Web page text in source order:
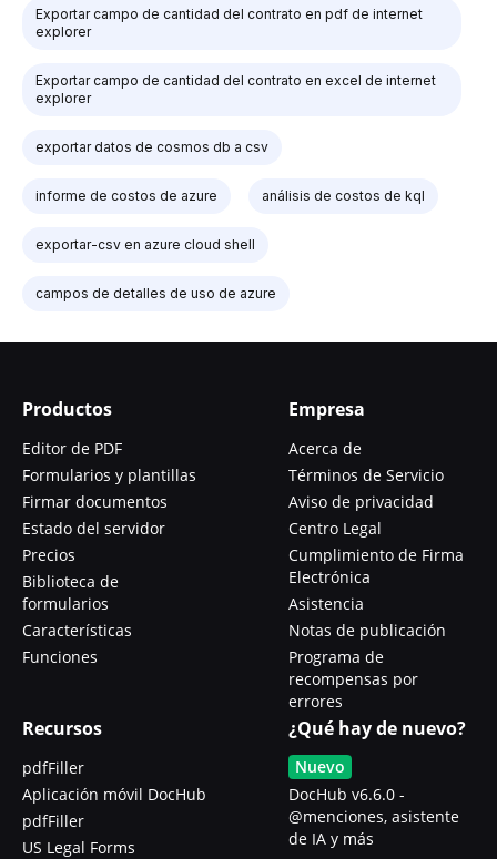
Exportar campo de cantidad del contrato en pdf de internet
explorer
Exportar campo de cantidad del contrato en excel de internet
explorer
exportar datos de cosmos db a csv
informe de costos de azure análisis de costos de kql
exportar-csv en azure cloud shell
campos de detalles de uso de azure
Productos
Editor de PDF
Formularios y plantillas
Firmar documentos
Estado del servidor
Precios
Biblioteca de
formularios
Características
Funciones
Empresa
Acerca de
Términos de Servicio
Aviso de privacidad
Centro Legal
Cumplimiento de Firma
Electrónica
Asistencia
Notas de publicación
Programa de
recompensas por
errores
Recursos
pdfFiller
Aplicación móvil DocHub
pdfFiller
US Legal Forms
¿Qué hay de nuevo?
Nuevo
DocHub v6.6.0 -
@menciones, asistente
de IA y más